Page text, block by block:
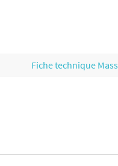
Fiche technique